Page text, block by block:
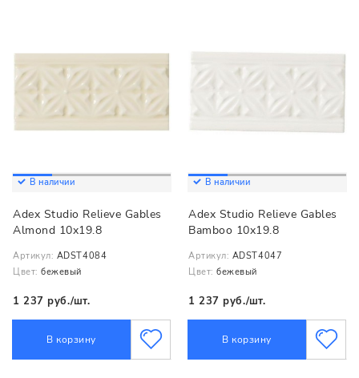
В наличии
Adex Studio Relieve Gables
Almond 10x19.8
Артикул: ADST4084
Цвет: бежевый
1 237 руб./шт.
В корзину
В наличии
Adex Studio Relieve Gables
Bamboo 10x19.8
Артикул: ADST4047
Цвет: бежевый
1 237 руб./шт.
В корзину